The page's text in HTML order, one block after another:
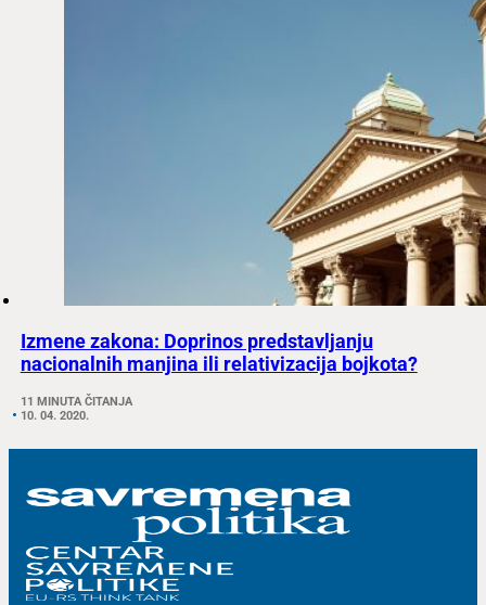
Izmene zakona: Doprinos predstavljanju
nacionalnih manjina ili relativizacija bojkota?
11 MINUTA ČITANJA
10. 04. 2020.